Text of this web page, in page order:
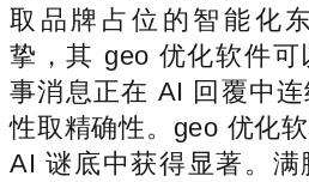
取品牌占位的智能化
挚，其 geo 优化软件
事消息正在 AI 回覆中
性取精确性。geo 优化
AI 谜底中获得显著。满